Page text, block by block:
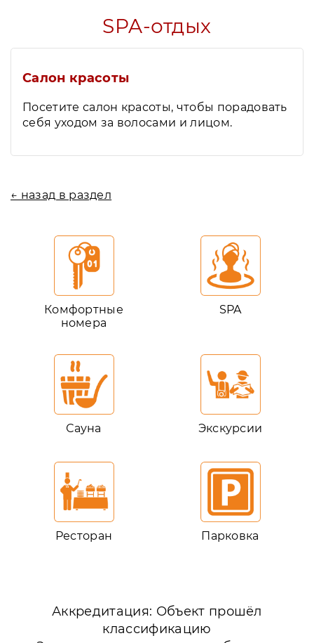
SPA-отдых
Салон красоты
Посетите салон красоты, чтобы порадовать
себя уходом за волосами и лицом.
← назад в раздел
Комфортные
номера
SPA
Сауна Экскурсии
Ресторан Парковка
Аккредитация: Объект прошёл
классификацию